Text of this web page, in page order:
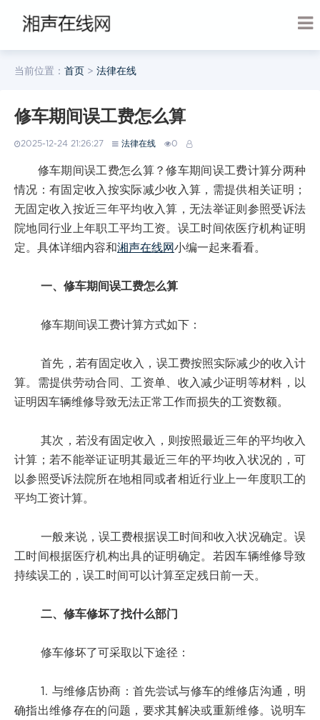
当前位置： 首页 > 法律在线
修车期间误工费怎么算
2025-12-24 21:26:27 法律在线 0
修车期间误工费怎么算？修车期间误工费计算分两种
情况：有固定收入按实际减少收入算，需提供相关证明；
无固定收入按近三年平均收入算，无法举证则参照受诉法
院地同行业上年职工平均工资。误工时间依医疗机构证明
定。具体详细内容和湘声在线网小编一起来看看。
一、修车期间误工费怎么算
修车期间误工费计算方式如下：
首先，若有固定收入，误工费按照实际减少的收入计
算。需提供劳动合同、工资单、收入减少证明等材料，以
证明因车辆维修导致无法正常工作而损失的工资数额。
其次，若没有固定收入，则按照最近三年的平均收入
计算；若不能举证证明其最近三年的平均收入状况的，可
以参照受诉法院所在地相同或者相近行业上一年度职工的
平均工资计算。
一般来说，误工费根据误工时间和收入状况确定。误
工时间根据医疗机构出具的证明确定。若因车辆维修导致
持续误工的，误工时间可以计算至定残日前一天。
二、修车修坏了找什么部门
修车修坏了可采取以下途径：
1. 与维修店协商：首先尝试与修车的维修店沟通，明
确指出维修存在的问题，要求其解决或重新维修。说明车